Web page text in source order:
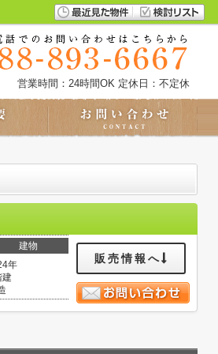
営業時間：24時間OK 定休日：不定休
建物
年
建
販売情報へ